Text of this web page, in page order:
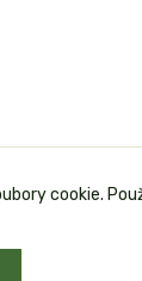
cookie.